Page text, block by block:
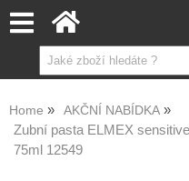
Home AKČNÍ NABÍDKA
Zubní pasta ELMEX
75ml 12549